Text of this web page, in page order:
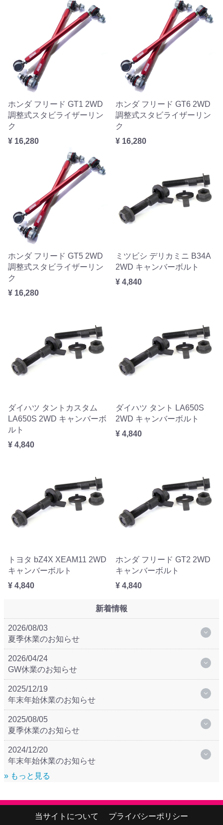
ホンダ フリード GT1 2WD
調整式スタビライザーリン
ク
¥ 16,280
ホンダ フリード GT6 2WD
調整式スタビライザーリン
ク
¥ 16,280
ホンダ フリード GT5 2WD
調整式スタビライザーリン
ク
¥ 16,280
ミツビシ デリカミニ B34A
2WD キャンバーボルト
¥ 4,840
ダイハツ タントカスタム
LA650S 2WD キャンバーボ
ルト
¥ 4,840
ダイハツ タント LA650S
2WD キャンバーボルト
¥ 4,840
トヨタ bZ4X XEAM11 2WD
キャンバーボルト
¥ 4,840
ホンダ フリード GT2 2WD
キャンバーボルト
¥ 4,840
新着情報
2026/08/03
夏季休業のお知らせ
2026/04/24
GW休業のお知らせ
2025/12/19
年末年始休業のお知らせ
2025/08/05
夏季休業のお知らせ
2024/12/20
年末年始休業のお知らせ
» もっと見る
当サイトについて プライバシーポリシー